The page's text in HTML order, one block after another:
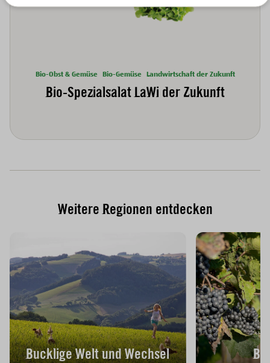
Bio-Obst & Gemüse Bio-Gemüse Landwirtschaft der Zukunft
Bio-Spezialsalat LaWi der Zukunft
Weitere Regionen entdecken
Bucklige Welt und Wechsel